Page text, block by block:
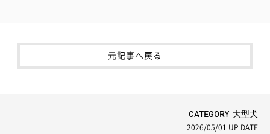
元記事へ戻る
CATEGORY 大型犬
2026/05/01 UP DATE